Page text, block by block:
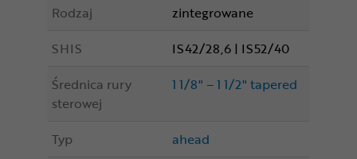
Rodzaj
zintegrowane
SHIS
IS42/28,6 | IS52/40
Średnica rury
sterowej
1 1/8" – 1 1/2" tapered
Typ ahead